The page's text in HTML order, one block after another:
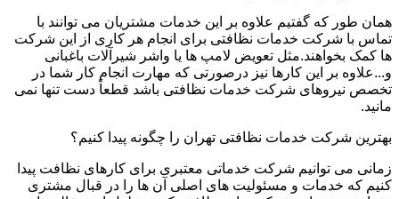
همان طور که گفتیم علاوه بر این خدمات مشتریان می توانند با
تماس با شرکت خدمات نظافتی برای انجام هر کاری از این شرکت
ها کمک بخواهند.مثل تعویض لامپ ها یا واشر شیرآلات باغبانی
و...علاوه بر این کارها نیز درصورتی که مهارت انجام کار شما در
تخصص نیروهای شرکت خدمات نظافتی باشد قطعاً دست تنها نمی
مانید.
بهترین شرکت خدمات نظافتی تهران را چگونه پیدا کنیم؟
زمانی می توانیم شرکت خدماتی معتبری برای کارهای نظافت پیدا
کنیم که خدمات و مسئولیت های اصلی آن ها را در قبال مشتری